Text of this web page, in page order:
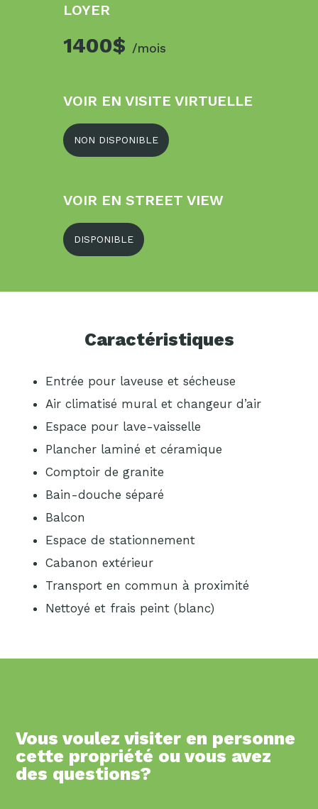
LOYER
1400$ /mois
VOIR EN VISITE VIRTUELLE
NON DISPONIBLE
VOIR EN STREET VIEW
DISPONIBLE
Caractéristiques
Entrée pour laveuse et sécheuse
Air climatisé mural et changeur d’air
Espace pour lave-vaisselle
Plancher laminé et céramique
Comptoir de granite
Bain-douche séparé
Balcon
Espace de stationnement
Cabanon extérieur
Transport en commun à proximité
Nettoyé et frais peint (blanc)
Vous voulez visiter en personne
cette propriété ou vous avez
des questions?